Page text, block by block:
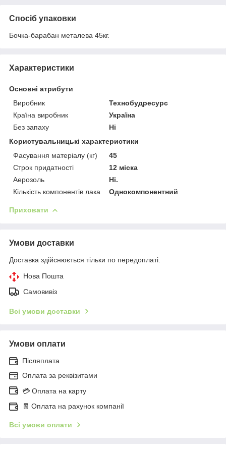
Спосіб упаковки
Бочка-барабан металева 45кг.
Характеристики
Основні атрибути
Виробник
Технобудресурс
Країна виробник
Україна
Без запаху
Ні
Користувальницькі характеристики
Фасування матеріалу (кг)
45
Строк придатності
12 міска
Аерозоль
Ні.
Кількість компонентів лака
Однокомпонентний
Приховати
Умови доставки
Доставка здійснюється тільки по передоплаті.
Нова Пошта
Самовивіз
Всі умови доставки
Умови оплати
Післяплата
Оплата за реквізитами
💳 Оплата на карту
🧾 Оплата на рахунок компанії
Всі умови оплати